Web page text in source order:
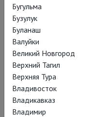
Бугульма
Бузулук
Буланаш
Валуйки
Великий Новгород
Верхний Тагил
Верхняя Тура
Владивосток
Владикавказ
Владимир